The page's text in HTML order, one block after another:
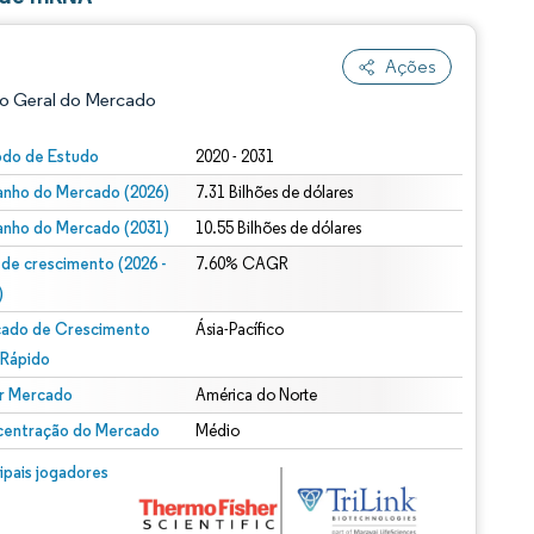
Ações
Geral do Mercado
de Estudo 2020 - 2031
do Mercado (2026) 7.31 Bilhões de dólares
do Mercado (2031) 10.55 Bilhões de dólares
de crescimento (2026 -
7.60% CAGR
de Crescimento
Ásia-Pacífico
Mercado América do Norte
do Mercado Médio
jogadores
© Mordor Intelligence. O reuso requer atribuição conforme CC BY 4.0.
conforme CC BY 4.0.